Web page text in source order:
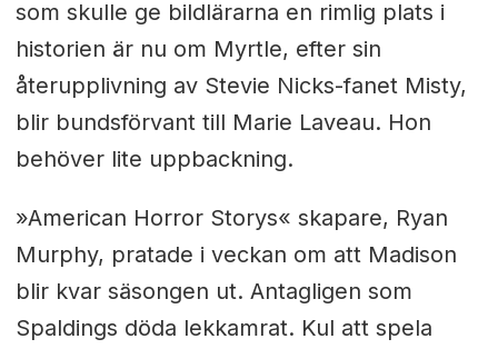
som skulle ge bildlärarna en rimlig plats i
historien är nu om Myrtle, efter sin
återupplivning av Stevie Nicks-fanet Misty,
blir bundsförvant till Marie Laveau. Hon
behöver lite uppbackning.
»American Horror Storys« skapare, Ryan
Murphy, pratade i veckan om att Madison
blir kvar säsongen ut. Antagligen som
Spaldings döda lekkamrat. Kul att spela